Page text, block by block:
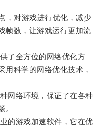
对游戏进行优化，减少
帧数，让游戏运行更加流
全方位的网络优化方
用科学的网络优化技术，
络环境，保证了在各种
。
游戏加速软件，它在优